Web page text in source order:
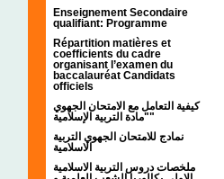
Enseignement Secondaire
qualifiant: Programme
Répartition matières et
coefficients du cadre
organisant l’examen du
baccalauréat Candidats
officiels
كيفية التعامل مع الامتحان الجهوي
"مادة التربية الإسلامية"
نمادج للامتحان الجهوي التربية
الاسلامية
ملخصات دروس التربية الاسلامية